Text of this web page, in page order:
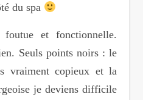
du spa
et fonctionnelle.
Seuls points noirs : le
vraiment copieux et la
je deviens difficile